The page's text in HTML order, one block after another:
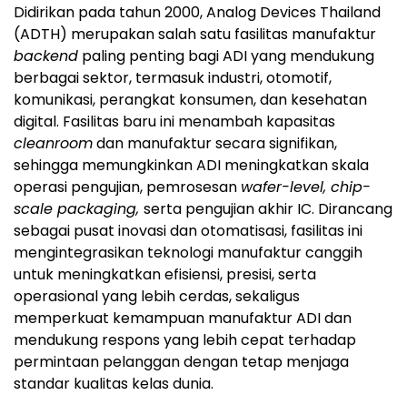
Didirikan pada tahun 2000, Analog Devices Thailand
(ADTH) merupakan salah satu fasilitas manufaktur
backend paling penting bagi ADI yang mendukung
berbagai sektor, termasuk industri, otomotif,
komunikasi, perangkat konsumen, dan kesehatan
digital. Fasilitas baru ini menambah kapasitas
cleanroomdan manufaktur secara signifikan,
sehingga memungkinkan ADI meningkatkan skala
operasi pengujian, pemrosesan wafer-level, chip-
scale packaging, serta pengujian akhir IC. Dirancang
sebagai pusat inovasi dan otomatisasi, fasilitas ini
mengintegrasikan teknologi manufaktur canggih
untuk meningkatkan efisiensi, presisi, serta
operasional yang lebih cerdas, sekaligus
memperkuat kemampuan manufaktur ADI dan
mendukung respons yang lebih cepat terhadap
permintaan pelanggan dengan tetap menjaga
standar kualitas kelas dunia.